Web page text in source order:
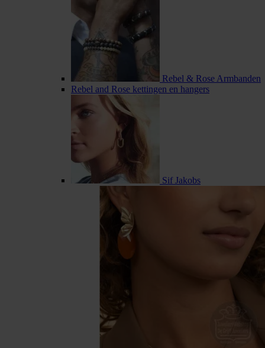
Rebel & Rose Armbanden
Rebel and Rose kettingen en hangers
Sif Jakobs